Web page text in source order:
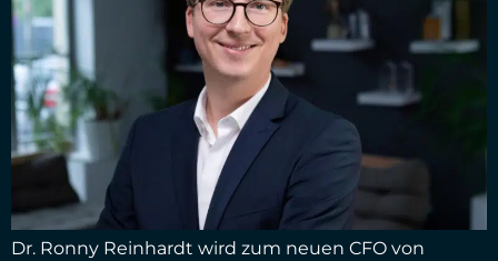
Dr. Ronny Reinhardt wird zum neuen CFO von